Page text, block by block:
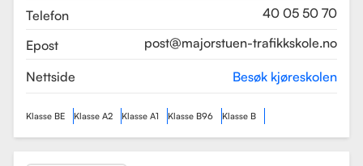
Telefon
40 05 50 70
Epost
post@majorstuen-trafikkskole.no
Nettside Besøk kjøreskolen
Klasse BE Klasse A2 Klasse A1 Klasse B96 Klasse B